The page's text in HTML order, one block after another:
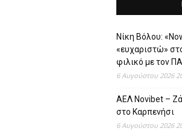
Νίκη Βόλου:
«ευχαριστώ»
φιλικό με τον
6 Αυγούστου 2026
ΑΕΛ Novibet –
στο Καρπενήσι
6 Αυγούστου 2026